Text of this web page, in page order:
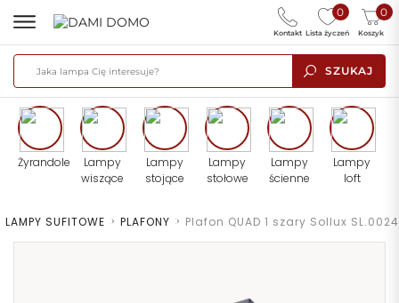
SZUKAJ
0
Lista życzeń
0
Koszyk
Kontakt
Żyrandole
Lampy
wiszące
Lampy
stojące
Lampy
stołowe
Lampy
ścienne
Lampy
loft
LAMPY SUFITOWE > PLAFONY > Plafon QUAD 1 szary Sollux SL.0024